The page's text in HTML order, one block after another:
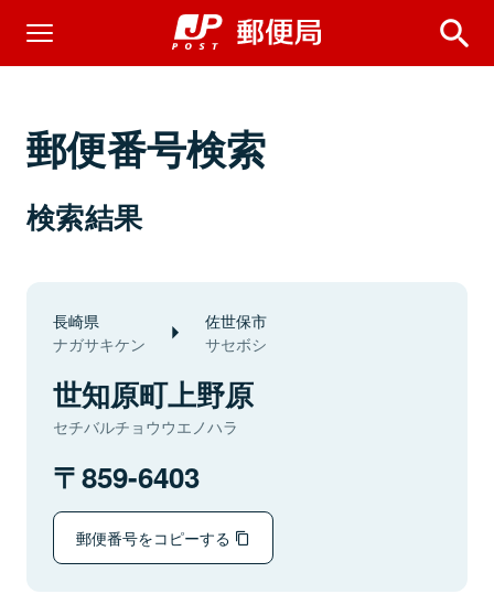
郵便番号検索
検索結果
長崎県
ナガサキケン
佐世保市
サセボシ
世知原町上野原
セチバルチョウウエノハラ
859-6403
郵便番号をコピーする